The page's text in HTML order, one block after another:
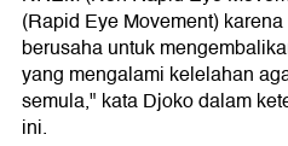
(Rapid Eye Movement)
berusaha untuk
yang mengalami kelelahan
semula," kata Djoko dalam
ini.